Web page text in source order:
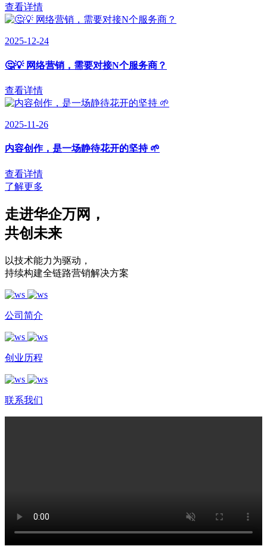
查看详情
2025-12-24
🤔💡 网络营销，需要对接N个服务商？
查看详情
2025-11-26
内容创作，是一场静待花开的坚持 🌱
查看详情
了解更多
走进华企万网 ，
共创未来
以技术能力为驱动 ，
持续构建全链路营销解决方案
公司简介
创业历程
联系我们